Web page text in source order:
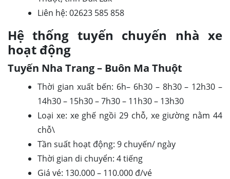
Liên hệ: 02623 585 858
Hệ thống tuyến chuyến nhà xe
hoạt động
Tuyến Nha Trang – Buôn Ma Thuột
Thời gian xuất bến: 6h– 6h30 – 8h30 – 12h30 –
14h30 – 15h30 – 7h30 – 11h30 – 13h30
Loại xe: xe ghế ngồi 29 chỗ, xe giường nằm 44
chỗ\
Tần suất hoạt động: 9 chuyến/ ngày
Thời gian di chuyển: 4 tiếng
Giá vé: 130.000 – 110.000 đ/vé